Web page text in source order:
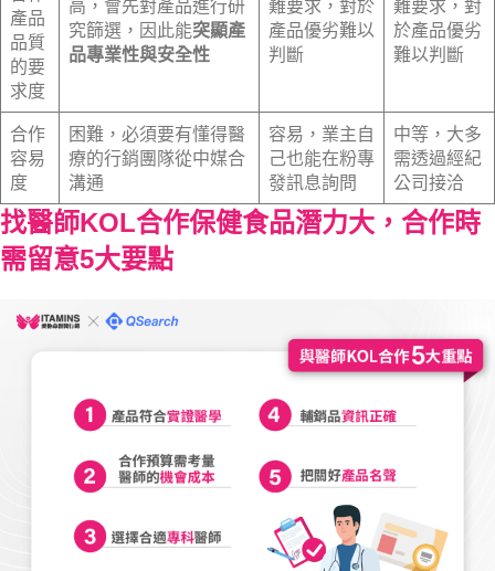
產品
品質
的要
求度
高，會先對產品進行研
究篩選，因此能突顯產
品專業性與安全性
難要求，對於
產品優劣難以
判斷
難要求，對
於產品優劣
難以判斷
合作
容易
度
困難，必須要有懂得醫
療的行銷團隊從中媒合
溝通
容易，業主自
己也能在粉專
發訊息詢問
中等，大多
需透過經紀
公司接洽
找醫師KOL合作保健食品潛力大，合作時
需留意5大要點